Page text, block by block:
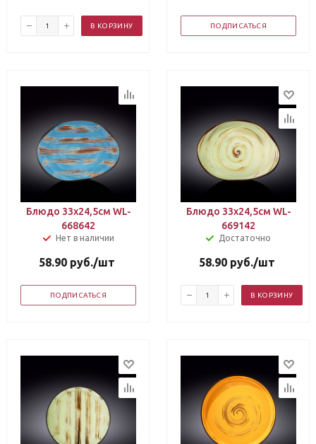
В КОРЗИНУ ПОДПИСАТЬСЯ
Блюдо 33х24,5см WL-
668642
Нет в наличии
58.90 руб./шт
ПОДПИСАТЬСЯ
Блюдо 33х24,5см WL-
669142
Достаточно
58.90 руб./шт
В КОРЗИНУ